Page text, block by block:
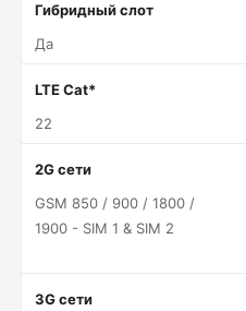
Гибридный слот
Да
LTE Cat*
22
2G сети
GSM 850 / 900 / 1800 /
1900 - SIM 1 & SIM 2
3G сети